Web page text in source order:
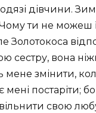
дівчини.
ти не можеш
Золотокоса
сестру, вона
мене змінити,
мені постаріти;
свою любу